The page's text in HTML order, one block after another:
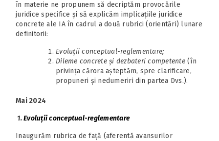
în materie ne propunem să decriptăm provocările
juridice specifice și să explicăm implicațiile juridice
concrete ale IA în cadrul a două rubrici (orientări) lunare
definitorii:
Evoluții conceptual-reglementare;
Dileme concrete și dezbateri competente (în
privința cărora așteptăm, spre clarificare,
propuneri și nedumeriri din partea Dvs.).
Mai 2024
1.Evoluții conceptual-reglementare
Inaugurăm rubrica de față (aferentă avansurilor